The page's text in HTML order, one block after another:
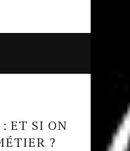
ET SI ON
?